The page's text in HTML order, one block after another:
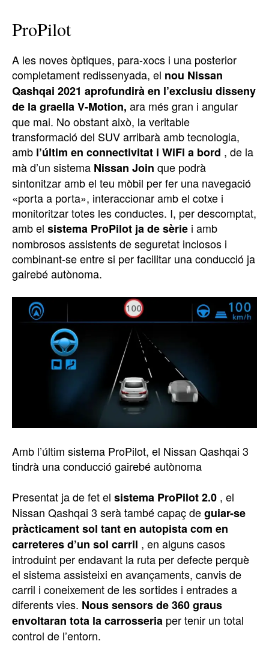
ProPilot
A les noves òptiques, para-xocs i una posterior
completament redissenyada, el nou Nissan
Qashqai 2021 aprofundirà en l’exclusiu disseny
de la graella V-Motion, ara més gran i angular
que mai. No obstant això, la veritable
transformació del SUV arribarà amb tecnologia,
amb l’últim en connectivitat i WiFi a bord , de la
mà d’un sistema Nissan Join que podrà
sintonitzar amb el teu mòbil per fer una navegació
«porta a porta», interaccionar amb el cotxe i
monitoritzar totes les conductes. I, per descomptat,
amb el sistema ProPilot ja de sèrie i amb
nombrosos assistents de seguretat inclosos i
combinant-se entre si per facilitar una conducció ja
gairebé autònoma.
Amb l’últim sistema ProPilot, el Nissan Qashqai 3
tindrà una conducció gairebé autònoma
Presentat ja de fet el sistema ProPilot 2.0 , el
Nissan Qashqai 3 serà també capaç deguiar-se
pràcticament sol tant en autopista com en
carreteres d’un sol carril , en alguns casos
introduint per endavant la ruta per defecte perquè
el sistema assisteixi en avançaments, canvis de
carril i coneixement de les sortides i entrades a
diferents vies. Nous sensors de 360 graus
envoltaran tota la carrosseria per tenir un total
control de l’entorn.